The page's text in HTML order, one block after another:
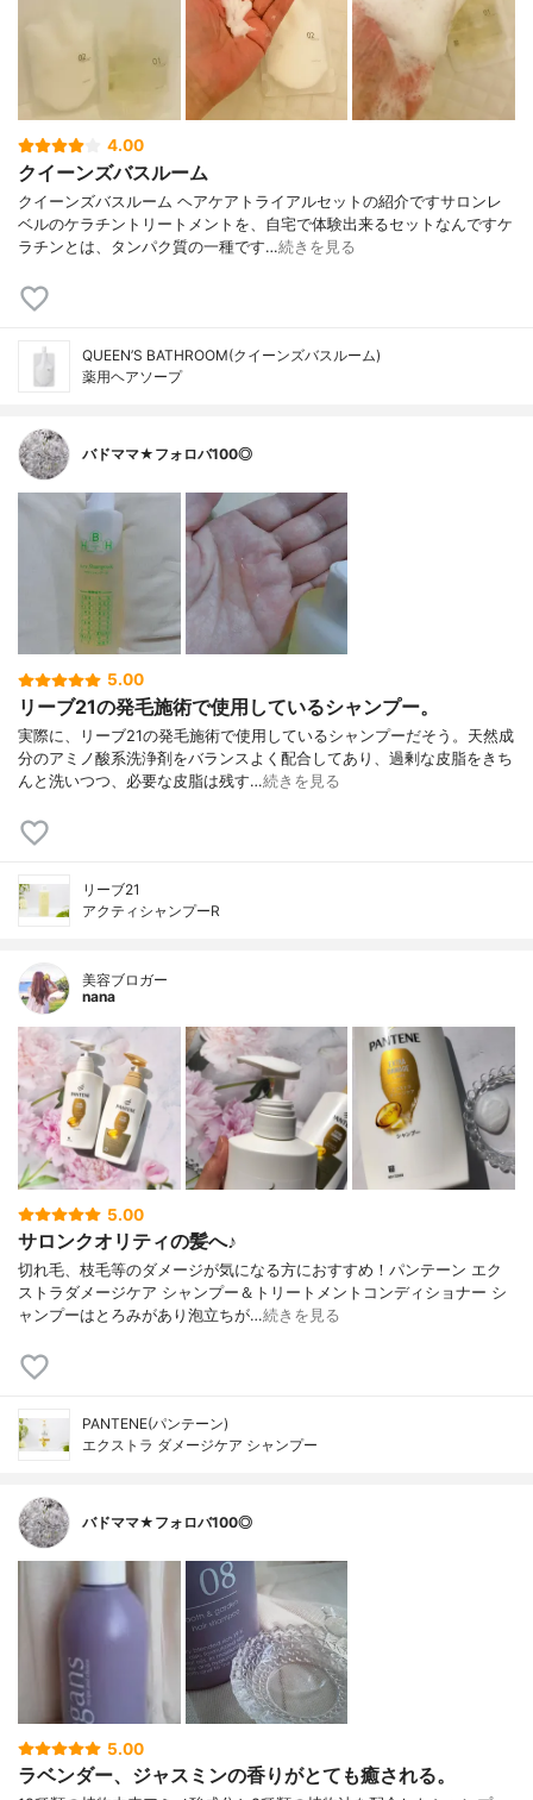
4.00
クイーンズバスルーム
クイーンズバスルーム ヘアケアトライアルセットの紹介ですサロンレ
ベルのケラチントリートメントを、自宅で体験出来るセットなんですケ
ラチンとは、タンパク質の一種です…続きを見る
QUEEN’S BATHROOM(クイーンズバスルーム)
薬用ヘアソープ
バドママ★フォロバ100◎
5.00
リーブ21の発毛施術で使用しているシャンプー。
実際に、リーブ21の発毛施術で使用しているシャンプーだそう。天然成
分のアミノ酸系洗浄剤をバランスよく配合してあり、過剰な皮脂をきち
んと洗いつつ、必要な皮脂は残す…続きを見る
リーブ21
アクティシャンプーR
美容ブロガー
nana
5.00
サロンクオリティの髪へ♪
切れ毛、枝毛等のダメージが気になる方におすすめ！パンテーン エク
ストラダメージケア シャンプー＆トリートメントコンディショナー シ
ャンプーはとろみがあり泡立ちが…続きを見る
PANTENE(パンテーン)
エクストラ ダメージケア シャンプー
バドママ★フォロバ100◎
5.00
ラベンダー、ジャスミンの香りがとても癒される。